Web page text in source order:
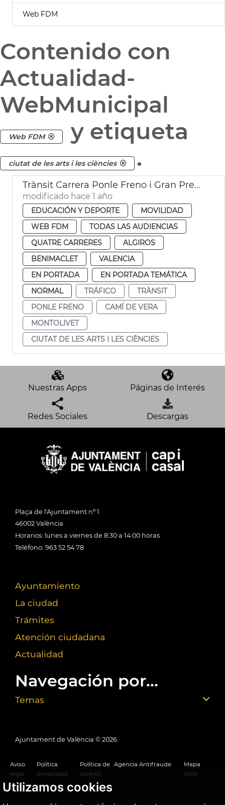
Utilizamos cookies
Web FDM
Contenido con
Actualidad-
WebMunicipal
Web FDM y etiqueta
ciutat de les arts i les ciències .
Trànsit Carrera Ponle Freno i Gran Premi Ciclisme València
modificado hace 1 año
EDUCACIÓN Y DEPORTE
MOVILIDAD
WEB FDM
TODAS LAS AUDIENCIAS
QUATRE CARRERES
ALGIROS
BENIMACLET
VALENCIA
EN PORTADA
EN PORTADA TEMÁTICA
NORMAL
TRÁFICO
TRÀNSIT
PONLE FRENO
CAMÍ DE VERA
MONTOLIVET
CIUTAT DE LES ARTS I LES CIÈNCIES
Nuestras Apps Páginas de Interés
Redes Sociales Descargas
Plaça de l'Ajuntament nº 1
46002 València
Horarios: lunes a viernes de 8:30 a 14:00 horas
Teléfono: 963 52 54 78
Ayuntamiento
La ciudad
Trámites
Atención ciudadana
Actualidad
Navegación por...
Temas
Ajuntament de València © 2026
Aviso
legal
Política
privacidad
Política de
cookies
Agencia Antifraude
Mapa
Web